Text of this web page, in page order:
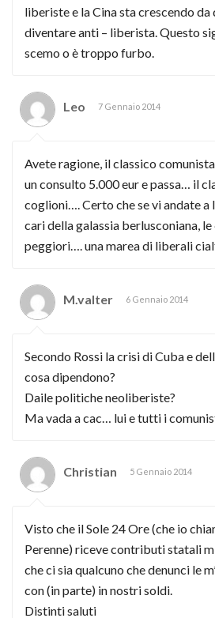
liberiste e la Cina sta crescendo da
diventare anti – liberista. Questo
scemo o è troppo furbo.
Leo 7 Gennaio 2014
Avete ragione, il classico
un consulto 5.000 eur e passa… il
coglioni…. Certo che se vi andate a
cari della galassia berlusconiana,
peggiori…. una marea di liberali
M.valter 6 Gennaio 2014
Secondo Rossi la crisi di Cuba e
cosa dipendono?
Daile politiche neoliberiste?
Ma vada a cac… lui e tutti i
Christian 5 Gennaio 2014
Visto che il Sole 24 Ore (che io
Perenne) riceve contributi statali
che ci sia qualcuno che denunci le
con (in parte) in nostri soldi.
Distinti saluti